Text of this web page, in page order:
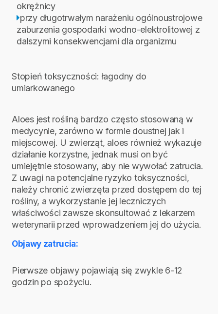
okrężnicy
przy długotrwałym narażeniu ogólnoustrojowe
zaburzenia gospodarki wodno-elektrolitowej z
dalszymi konsekwencjami dla organizmu
Stopień toksyczności: łagodny do
umiarkowanego
Aloes jest rośliną bardzo często stosowaną w
medycynie, zarówno w formie doustnej jak i
miejscowej. U zwierząt, aloes również wykazuje
działanie korzystne, jednak musi on być
umiejętnie stosowany, aby nie wywołać zatrucia.
Z uwagi na potencjalne ryzyko toksyczności,
należy chronić zwierzęta przed dostępem do tej
rośliny, a wykorzystanie jej leczniczych
właściwości zawsze skonsultować z lekarzem
weterynarii przed wprowadzeniem jej do użycia.
Objawy zatrucia:
Pierwsze objawy pojawiają się zwykle 6-12
godzin po spożyciu.